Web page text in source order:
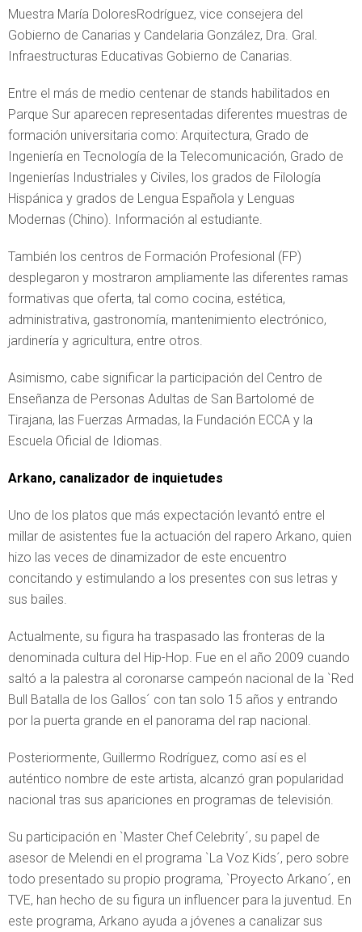
Muestra María DoloresRodríguez, vice consejera del
Gobierno de Canarias y Candelaria González, Dra. Gral.
Infraestructuras Educativas Gobierno de Canarias.
Entre el más de medio centenar de stands habilitados en
Parque Sur aparecen representadas diferentes muestras de
formación universitaria como: Arquitectura, Grado de
Ingeniería en Tecnología de la Telecomunicación, Grado de
Ingenierías Industriales y Civiles, los grados de Filología
Hispánica y grados de Lengua Española y Lenguas
Modernas (Chino). Información al estudiante.
También los centros de Formación Profesional (FP)
desplegaron y mostraron ampliamente las diferentes ramas
formativas que oferta, tal como cocina, estética,
administrativa, gastronomía, mantenimiento electrónico,
jardinería y agricultura, entre otros.
Asimismo, cabe significar la participación del Centro de
Enseñanza de Personas Adultas de San Bartolomé de
Tirajana, las Fuerzas Armadas, la Fundación ECCA y la
Escuela Oficial de Idiomas.
Arkano, canalizador de inquietudes
Uno de los platos que más expectación levantó entre el
millar de asistentes fue la actuación del rapero Arkano, quien
hizo las veces de dinamizador de este encuentro
concitando y estimulando a los presentes con sus letras y
sus bailes.
Actualmente, su figura ha traspasado las fronteras de la
denominada cultura del Hip-Hop. Fue en el año 2009 cuando
saltó a la palestra al coronarse campeón nacional de la `Red
Bull Batalla de los Gallos´ con tan solo 15 años y entrando
por la puerta grande en el panorama del rap nacional.
Posteriormente, Guillermo Rodríguez, como así es el
auténtico nombre de este artista, alcanzó gran popularidad
nacional tras sus apariciones en programas de televisión.
Su participación en `Master Chef Celebrity´, su papel de
asesor de Melendi en el programa `La Voz Kids´, pero sobre
todo presentado su propio programa, `Proyecto Arkano´, en
TVE, han hecho de su figura un influencer para la juventud. En
este programa, Arkano ayuda a jóvenes a canalizar sus